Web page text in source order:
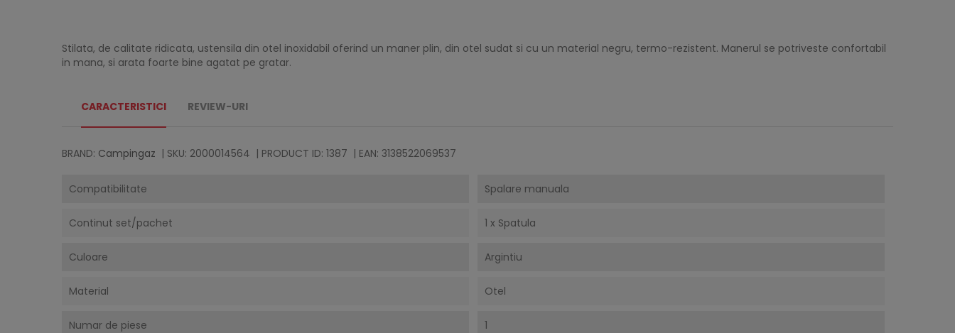
Stilata, de calitate ridicata, ustensila din otel inoxidabil oferind un maner plin, din otel sudat si cu un material negru, termo-rezistent. Manerul se potriveste confortabil
in mana, si arata foarte bine agatat pe gratar.
CARACTERISTICI REVIEW-URI
BRAND: Campingaz | SKU: 2000014564 | PRODUCT ID: 1387 | EAN: 3138522069537
Compatibilitate Spalare manuala
Continut set/pachet 1 x Spatula
Culoare Argintiu
Material Otel
Numar de piese 1